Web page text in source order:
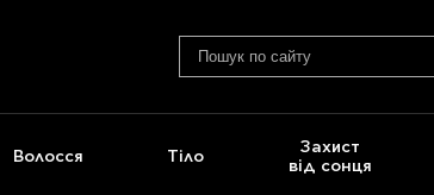
Волосся Тіло
Захист
від сонця